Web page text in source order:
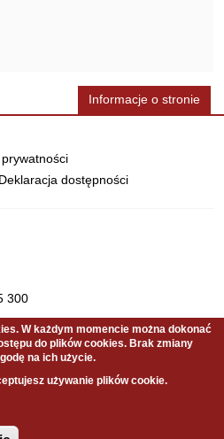
Informacje o stronie
Deklaracja dostępności
300
Informacji Publicznej
w Leżajsku
W każdym momencie można dokonać
do plików cookies. Brak zmiany
na ich użycie.
używanie plików cookie.